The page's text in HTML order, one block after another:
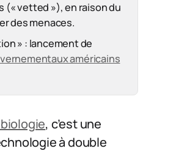
(« vetted »), en raison du
des menaces.
» : lancement de
américains
, c’est une
à double